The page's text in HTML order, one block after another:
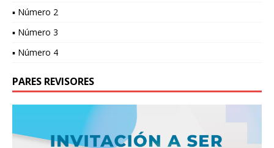
▪ Número 2
▪ Número 3
▪ Número 4
PARES REVISORES